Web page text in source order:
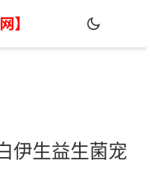
伊生益生菌宠